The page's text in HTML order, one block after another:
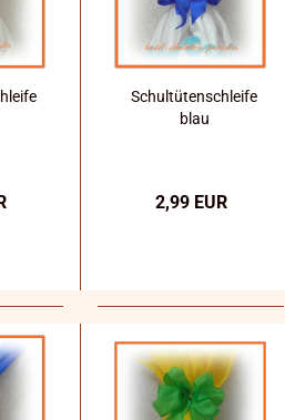
Schultütenschleife
blau
2,99 EUR